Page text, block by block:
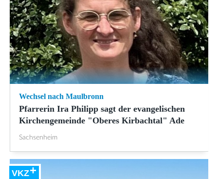
Wechsel nach Maulbronn
Pfarrerin Ira Philipp sagt der evangelischen
Kirchengemeinde "Oberes Kirbachtal" Ade
Sachsenheim
VKZ